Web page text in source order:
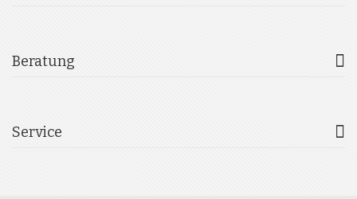
Beratung
Service